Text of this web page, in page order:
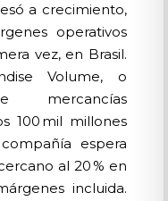
a crecimiento,
operativos
vez, en Brasil.
Volume, o
100 mil millones
espera
al 20 % en
incluida.